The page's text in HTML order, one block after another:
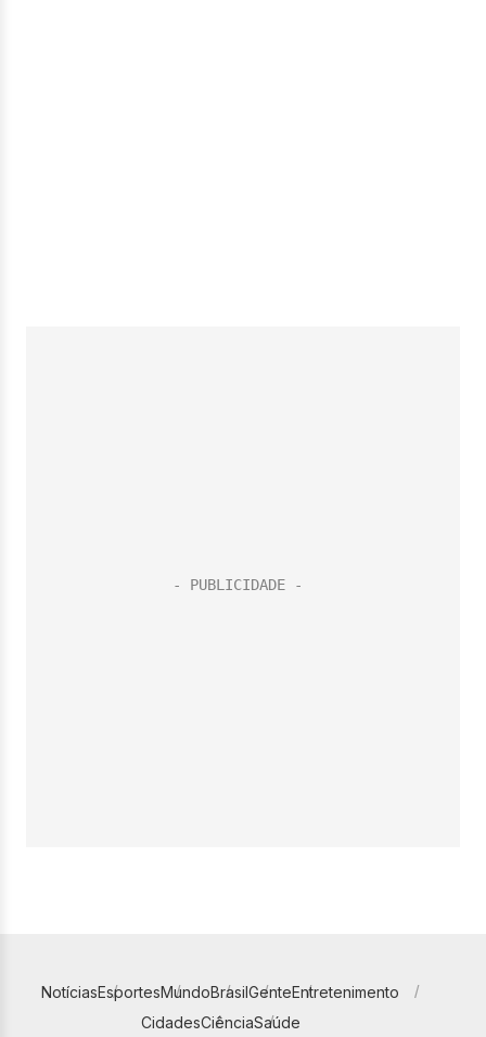
NotíciasEsportesMundoBrasilGenteEntretenimento
CidadesCiênciaSaúde